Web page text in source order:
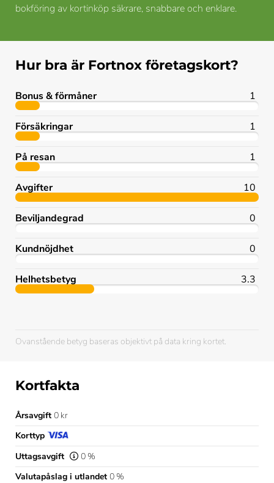
bokföring av kortinköp säkrare, snabbare och enklare.
Hur bra är Fortnox företagskort?
Bonus & förmåner 1
Försäkringar 1
På resan 1
Avgifter 10
Beviljandegrad 0
Kundnöjdhet 0
Helhetsbetyg 3.3
Ovanstående betyg baseras objektivt på data kring kortet.
Kortfakta
Årsavgift 0 kr
Korttyp
Uttagsavgift
0 %
Valutapåslag i utlandet 0 %